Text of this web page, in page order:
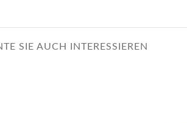
SIE AUCH INTERESSIEREN